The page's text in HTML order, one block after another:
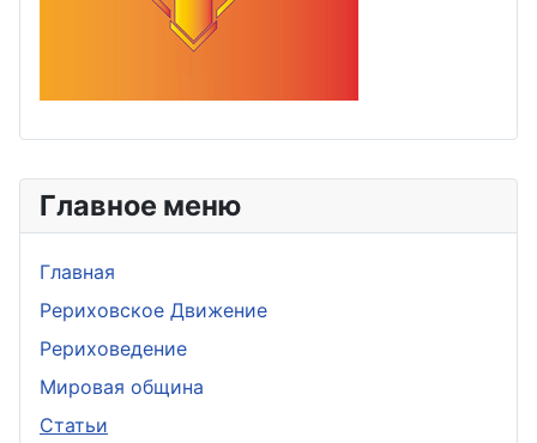
Главное меню
Главная
Рериховское Движение
Рериховедение
Мировая община
Статьи